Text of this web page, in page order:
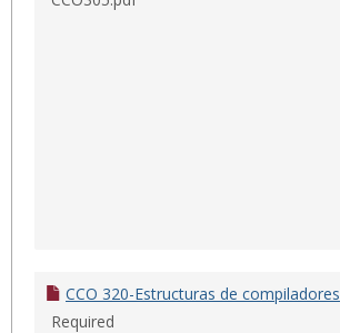
CCO 320-Estructuras de compiladores
Required